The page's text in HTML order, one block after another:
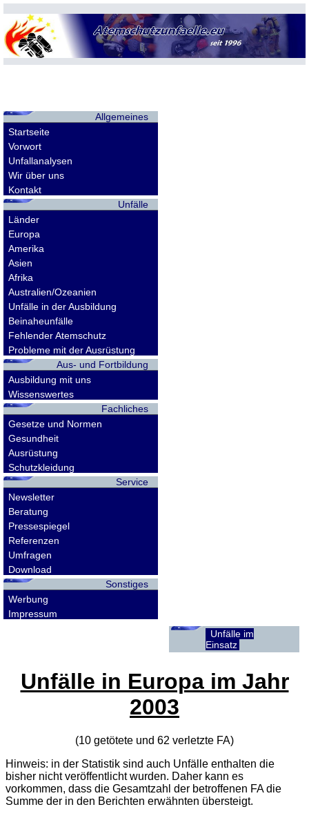
Allgemeines
Startseite
Vorwort
Unfallanalysen
Wir über uns
Kontakt
Unfälle
Länder
Europa
Amerika
Asien
Afrika
Australien/Ozeanien
Unfälle in der Ausbildung
Beinaheunfälle
Fehlender Atemschutz
Probleme mit der Ausrüstung
Aus- und Fortbildung
Ausbildung mit uns
Wissenswertes
Fachliches
Gesetze und Normen
Gesundheit
Ausrüstung
Schutzkleidung
Service
Newsletter
Beratung
Pressespiegel
Referenzen
Umfragen
Download
Sonstiges
Werbung
Impressum
Unfälle im
Einsatz
Unfälle in Europa im Jahr
2003
(10 getötete und 62 verletzte FA)
Hinweis: in der Statistik sind auch Unfälle enthalten die
bisher nicht veröffentlicht wurden. Daher kann es
vorkommen, dass die Gesamtzahl der betroffenen FAdie
Summe der in den Berichten erwähnten übersteigt.